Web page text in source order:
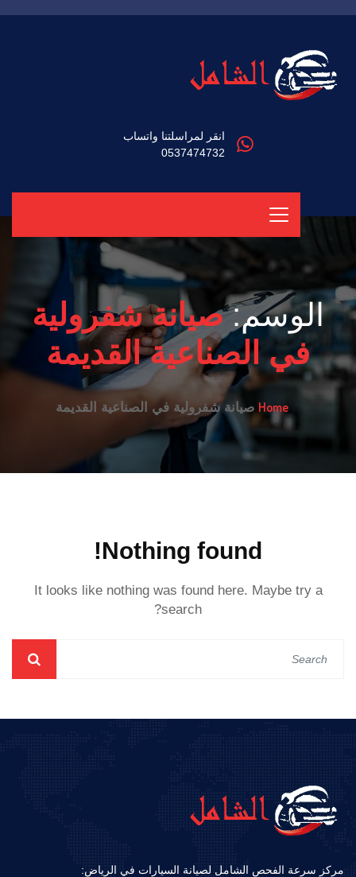
انقر لمراسلتنا واتساب
0537474732
الوسم:صيانة شفرولية
في الصناعية القديمة
Home صيانة شفرولية في الصناعية القديمة
Nothing found!
It looks like nothing was found here. Maybe try a
search?
مركز سرعة الفحص الشامل لصيانة السيارات في الرياض: